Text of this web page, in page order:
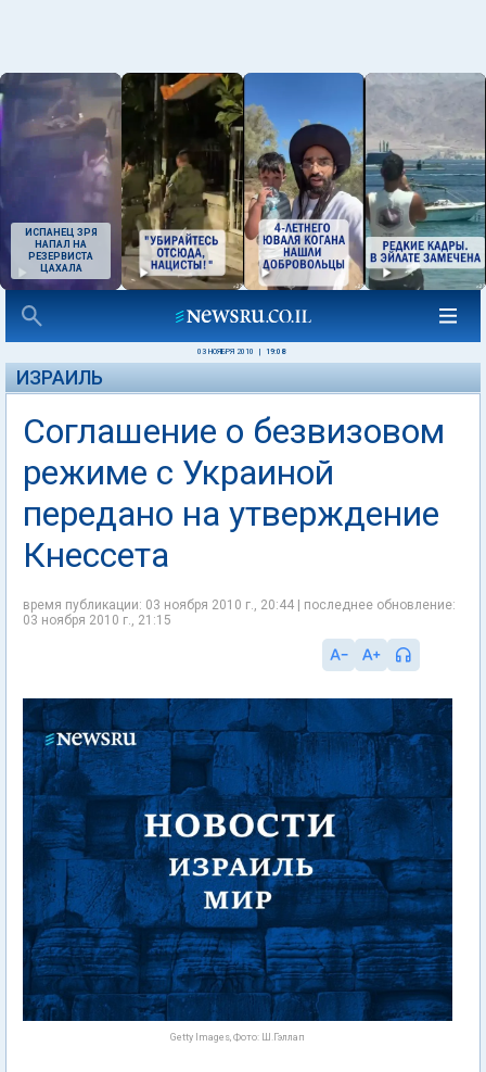
ИСПАНЕЦ ЗРЯ
НАПАЛ НА
РЕЗЕРВИСТА
ЦАХАЛА
03 НОЯБРЯ 2010 19:08
ИЗРАИЛЬ
Соглашение о безвизовом
режиме с Украиной
передано на утверждение
Кнессета
время публикации: 03 ноября 2010 г., 20:44 | последнее обновление:
03 ноября 2010 г., 21:15
Getty Images, Фото: Ш.Гэллап